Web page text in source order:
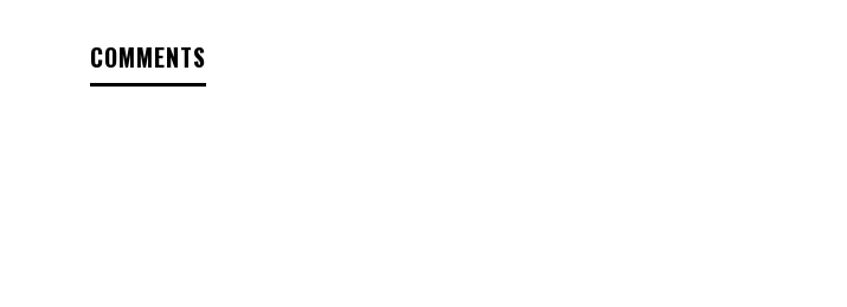
COMMENTS